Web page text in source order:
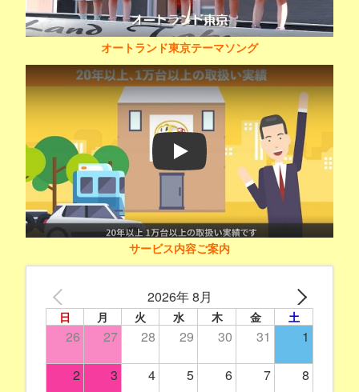
オートランド東京テーマソング
Play
サービス内容ご案内
2026年 8月
日 月 火 水 木 金 土
26 27 28 29 30 31 1
2 3 4 5 6 7 8